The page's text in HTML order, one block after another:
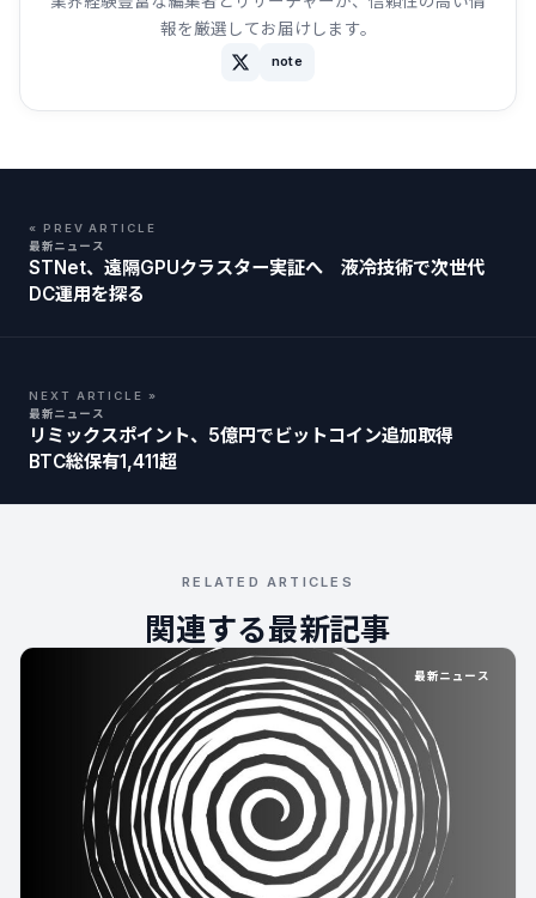
報を厳選してお届けします。
note
« PREV ARTICLE
最新ニュース
STNet、遠隔GPUクラスター実証へ 液冷技術で次世代
DC運用を探る
NEXT ARTICLE »
最新ニュース
リミックスポイント、5億円でビットコイン追加取得
BTC総保有1,411超
RELATED ARTICLES
関連する最新記事
最新ニュース